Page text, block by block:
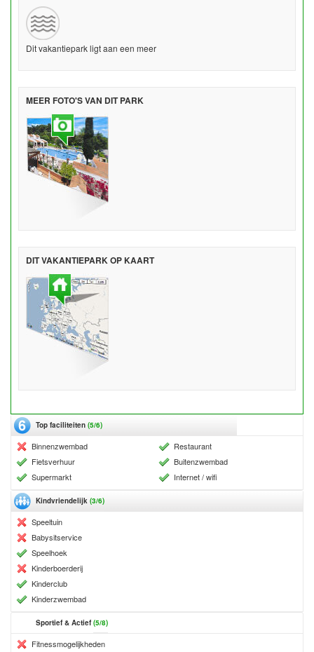
Dit vakantiepark ligt aan een meer
MEER FOTO'S VAN DIT PARK
DIT VAKANTIEPARK OP KAART
Top faciliteiten (5/6)
Binnenzwembad
Restaurant
Fietsverhuur
Buitenzwembad
Supermarkt
Internet / wifi
Kindvriendelijk (3/6)
Speeltuin
Babysitservice
Speelhoek
Kinderboerderij
Kinderclub
Kinderzwembad
Sportief & Actief(5/8)
Fitnessmogelijkheden